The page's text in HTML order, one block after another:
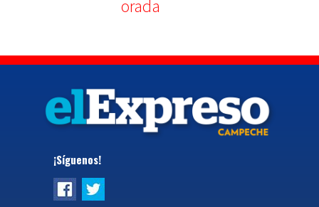
¡Síguenos!